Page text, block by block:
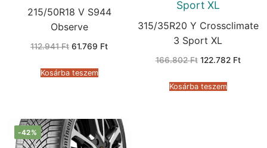
215/50R18 V S944
Observe
112.941Ft Original
112.941 Ft.
61.769 FtCurrent
Kosárba teszem
Sport XL
315/35R20 Y Crossclimate
3 Sport XL
166.802Ft Original
166.802 Ft.
122.782 Ft
Kosárba teszem
-42%